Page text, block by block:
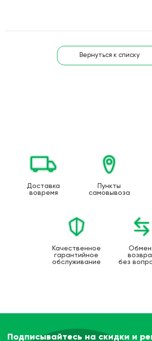
Вернуться к списку
Доставка
вовремя
Пункты
самовывоза
Качественное
гарантийное
обслуживание
без
Подписывайтесь на скидки и